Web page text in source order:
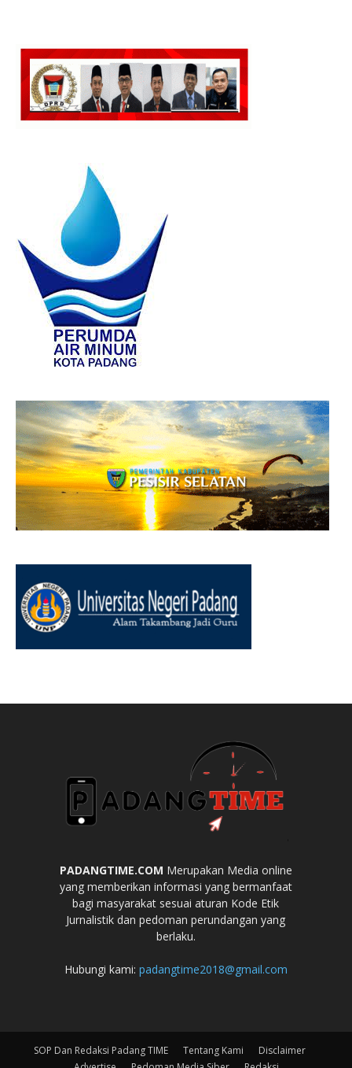
PADANGTIME.COM Merupakan Media online
yang memberikan informasi yang bermanfaat
bagi masyarakat sesuai aturan Kode Etik
Jurnalistik dan pedoman perundangan yang
berlaku.
Hubungi kami: padangtime2018@gmail.com
SOP Dan Redaksi Padang TIME Tentang Kami
Disclaimer